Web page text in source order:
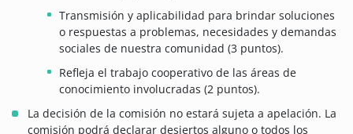
Transmisión y aplicabilidad para brindar soluciones
o respuestas a problemas, necesidades y demandas
sociales de nuestra comunidad (3 puntos).
Refleja el trabajo cooperativo de las áreas de
conocimiento involucradas (2 puntos).
La decisión de la comisión no estará sujeta a apelación. La
comisión podrá declarar desiertos alguno o todos los